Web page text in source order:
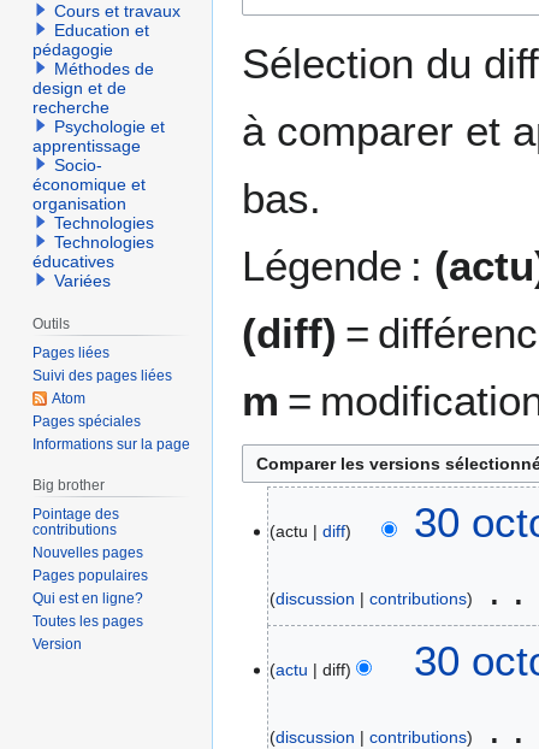
navigation
recherche
Sélection du
à comparer et
bas.
Légende :
(diff) =
m =
actu diff 30
discussion contributions
actu diff 30
discussion contributions
Cours et travaux
Education et
pédagogie
Méthodes de
design et de
recherche
Psychologie et
apprentissage
Socio-
économique et
organisation
Technologies
Technologies
éducatives
Variées
Outils
Pages liées
Suivi des pages liées
Atom
Pages spéciales
Informations sur la page
Big brother
Pointage des
contributions
Nouvelles pages
Pages populaires
Qui est en ligne?
Toutes les pages
Version